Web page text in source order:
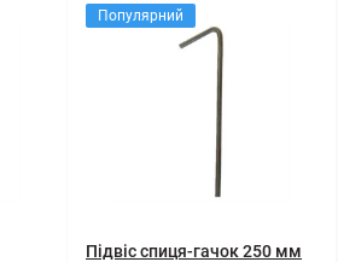
Популярний
Підвіс спиця-гачок 250 мм